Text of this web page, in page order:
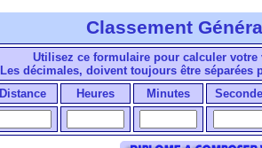
Classement
Utilisez ce formulaire pour calculer votre
Les décimales, doivent toujours être séparées
Distance
Heures Minutes